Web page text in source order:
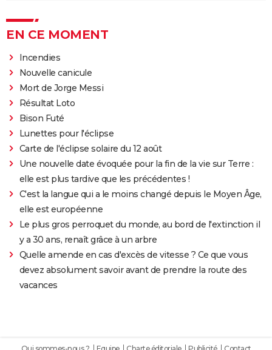
EN CE MOMENT
Incendies
Nouvelle canicule
Mort de Jorge Messi
Résultat Loto
Bison Futé
Lunettes pour l'éclipse
Carte de l'éclipse solaire du 12 août
Une nouvelle date évoquée pour la fin de la vie sur Terre :
elle est plus tardive que les précédentes !
C'est la langue qui a le moins changé depuis le Moyen Âge,
elle est européenne
Le plus gros perroquet du monde, au bord de l'extinction il
y a 30 ans, renaît grâce à un arbre
Quelle amende en cas d'excès de vitesse ? Ce que vous
devez absolument savoir avant de prendre la route des
vacances
Qui sommes-nous ? Equipe Charte éditoriale Publicité Contact